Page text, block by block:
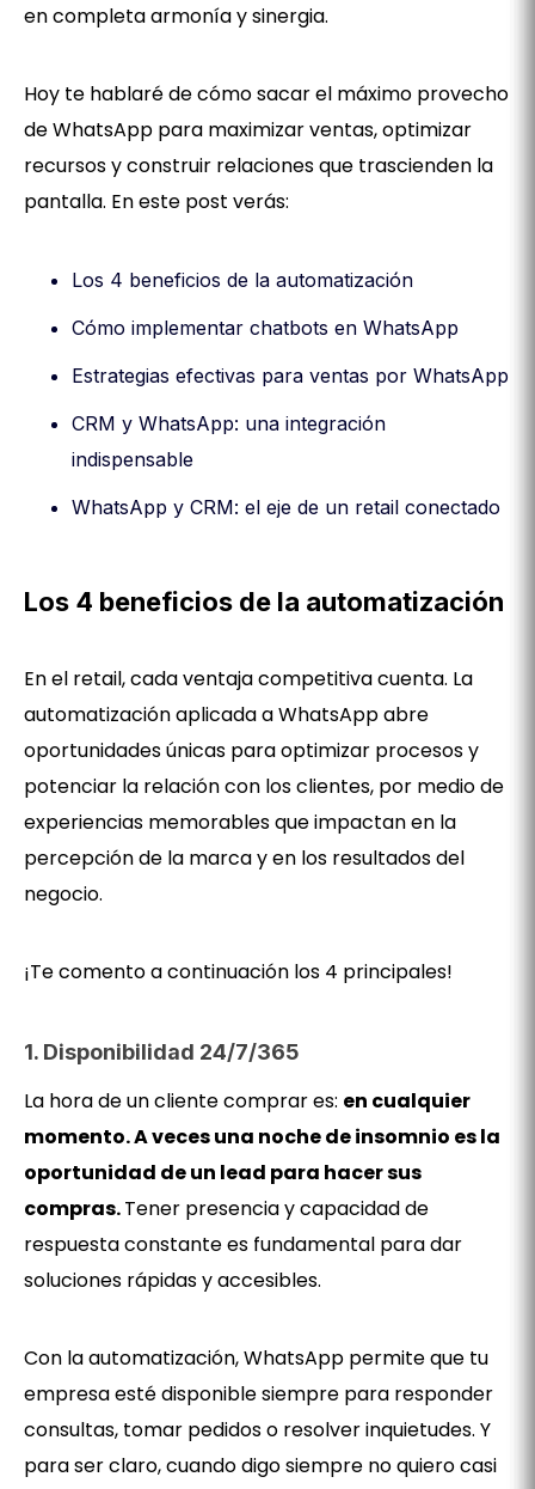
en completa armonía y sinergia.
Hoy te hablaré de cómo sacar el máximo provecho
de WhatsApp para maximizar ventas, optimizar
recursos y construir relaciones que trascienden la
pantalla. En este post verás:
Los 4 beneficios de la automatización
Cómo implementar chatbots en WhatsApp
Estrategias efectivas para ventas por WhatsApp
CRM y WhatsApp: una integración
indispensable
WhatsApp y CRM: el eje de un retail conectado
Los 4 beneficios de la automatización
En el retail, cada ventaja competitiva cuenta. La
automatización aplicada a WhatsApp abre
oportunidades únicas para optimizar procesos y
potenciar la relación con los clientes, por medio de
experiencias memorables que impactan en la
percepción de la marca y en los resultados del
negocio.
¡Te comento a continuación los 4 principales!
1. Disponibilidad 24/7/365
La hora de un cliente comprar es: en cualquier
momento. A veces una noche de insomnio es la
oportunidad de un lead para hacer sus
compras.Tener presencia y capacidad de
respuesta constante es fundamental para dar
soluciones rápidas y accesibles.
Con la automatización, WhatsApp permite que tu
empresa esté disponible siempre para responder
consultas, tomar pedidos o resolver inquietudes. Y
para ser claro, cuando digo siempre no quiero casi